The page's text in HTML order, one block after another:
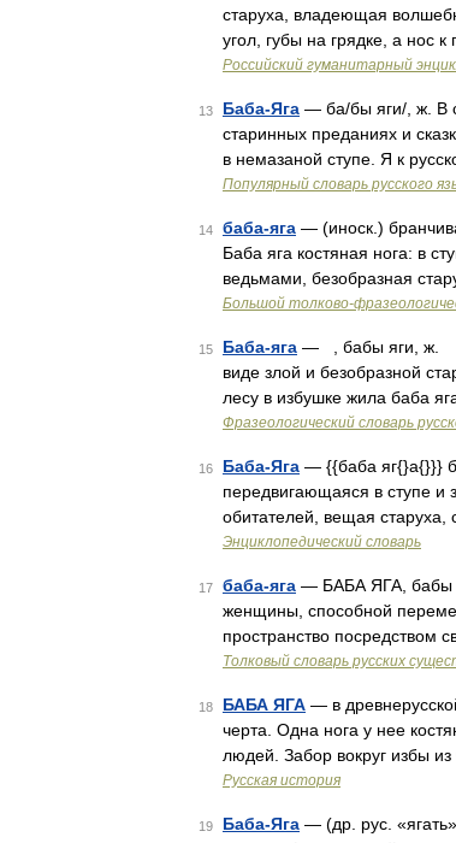
старуха, владеющая
угол, губы на грядке, а нос
Российский гуманитарный
13 Баба-Яга — ба/бы яги/, ж. В
старинных преданиях и
в немазаной ступе. Я к
Популярный словарь русского
14 баба-яга — (иноск.)
Баба яга костяная нога: в
ведьмами, безобразная
Большой толково-
15 Баба-яга — , бабы яги, ж. 1)
виде злой и безобразной
лесу в избушке жила баба
Фразеологический словарь
16 Баба-Яга — {{баба яг{}а{}}}
передвигающаяся в ступе и
обитателей, вещая
Энциклопедический словарь
17 баба-яга — БАБА ЯГА, бабы
женщины, способной
пространство посредством
Толковый словарь русских
18 БАБА ЯГА — в
черта. Одна нога у нее
людей. Забор вокруг избы
Русская история
19 Баба-Яга — (др. рус.